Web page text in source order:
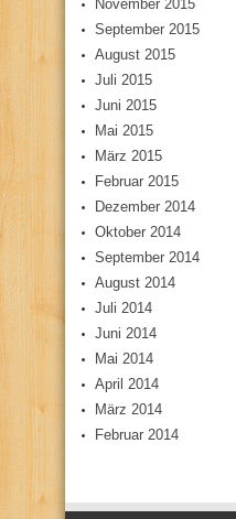
November 2015
September 2015
August 2015
Juli 2015
Juni 2015
Mai 2015
März 2015
Februar 2015
Dezember 2014
Oktober 2014
September 2014
August 2014
Juli 2014
Juni 2014
Mai 2014
April 2014
März 2014
Februar 2014